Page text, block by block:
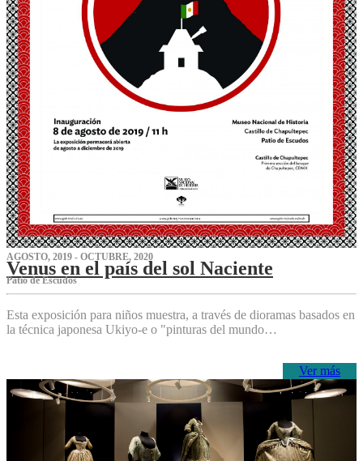
AGOSTO, 2019 - OCTUBRE, 2020
Venus en el país del sol Naciente
P‌atio de Escudos
Esta exposición para niños muestra, a través de dioramas basados en
la técnica japonesa Ukiyo-e o "pinturas del mundo…
Ver más